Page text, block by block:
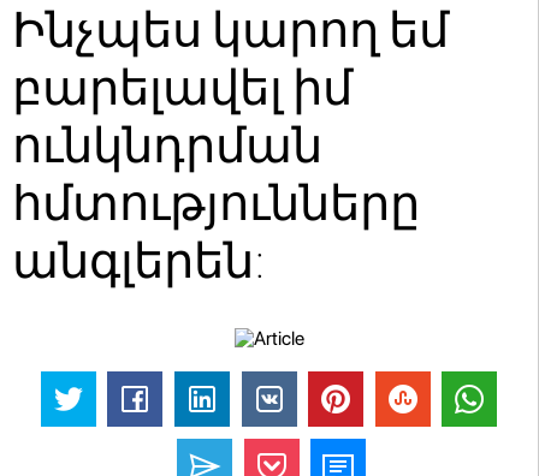
Ինչպես կարող եմ
բարելավել իմ
ունկնդրման
հմտությունները
անգլերեն: